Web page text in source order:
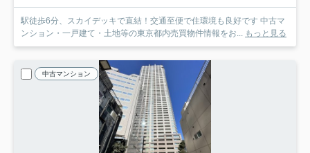
駅徒歩6分、スカイデッキで直結！交通至便で住環境も良好です 中古マ
ンション・一戸建て・土地等の東京都内売買物件情報をお... もっと見る
中古マンション